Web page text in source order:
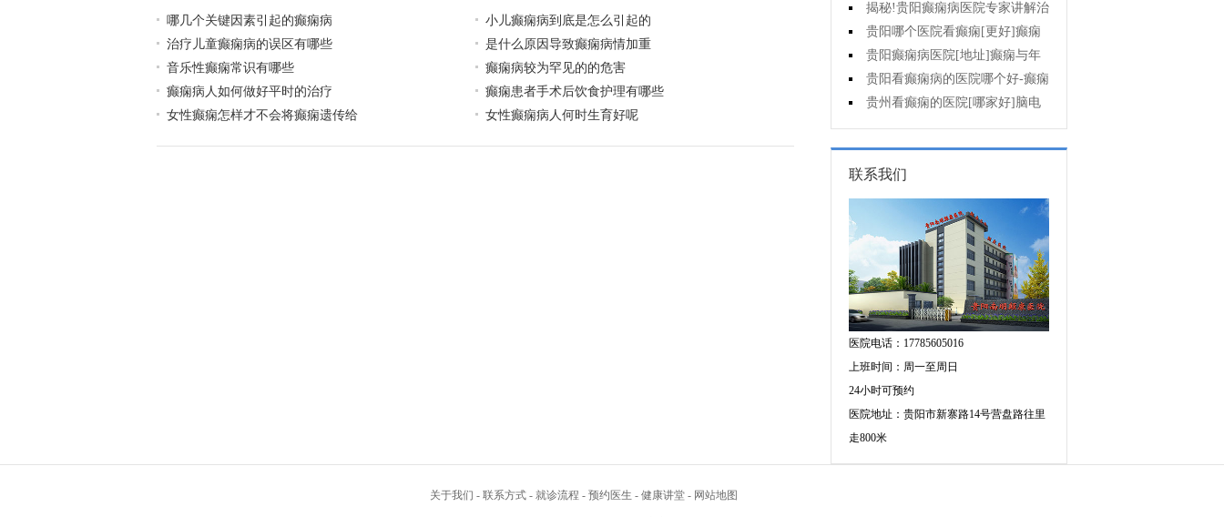
哪几个关键因素引起的癫痫病
小儿癫痫病到底是怎么引起的
治疗儿童癫痫病的误区有哪些
是什么原因导致癫痫病情加重
音乐性癫痫常识有哪些
癫痫病较为罕见的的危害
癫痫病人如何做好平时的治疗
癫痫患者手术后饮食护理有哪些
女性癫痫怎样才不会将癫痫遗传给
女性癫痫病人何时生育好呢
细排名]癫痫对孩子有哪些影响?
揭秘!贵阳癫痫病医院专家讲解治
疗癫痫的有效方法有哪些?
贵阳哪个医院看癫痫[更好]癫痫
大发作有哪些症状?
贵阳癫痫病医院[地址]癫痫与年
龄有关吗?
贵阳看癫痫病的医院哪个好-癫痫
病发能强行喂药吗?
贵州看癫痫的医院[哪家好]脑电
图异常原因是什么?
联系我们
医院电话：17785605016
上班时间：周一至周日
24小时可预约
医院地址：贵阳市新寨路14号营盘路往里
走800米
关于我们 - 联系方式 - 就诊流程 - 预约医生 - 健康讲堂 - 网站地图